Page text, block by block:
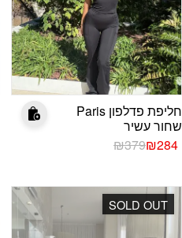
חליפת פדלפון Paris
שחור עשיר
₪379
המחיר
₪379.
₪284המחיר
₪284.
SOLD OUT